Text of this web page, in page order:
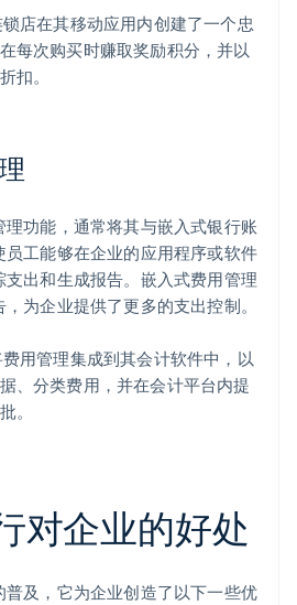
店在其移动应用内创建了一个忠
每次购买时赚取奖励积分，并以
扣。
功能，通常将其与嵌入式银行账
员工能够在企业的应用程序或软件
出和生成报告。嵌入式费用管理
为企业提供了更多的支出控制。
用管理集成到其会计软件中，以
、分类费用，并在会计平台内提
。
对企业的好处
及，它为企业创造了以下一些优